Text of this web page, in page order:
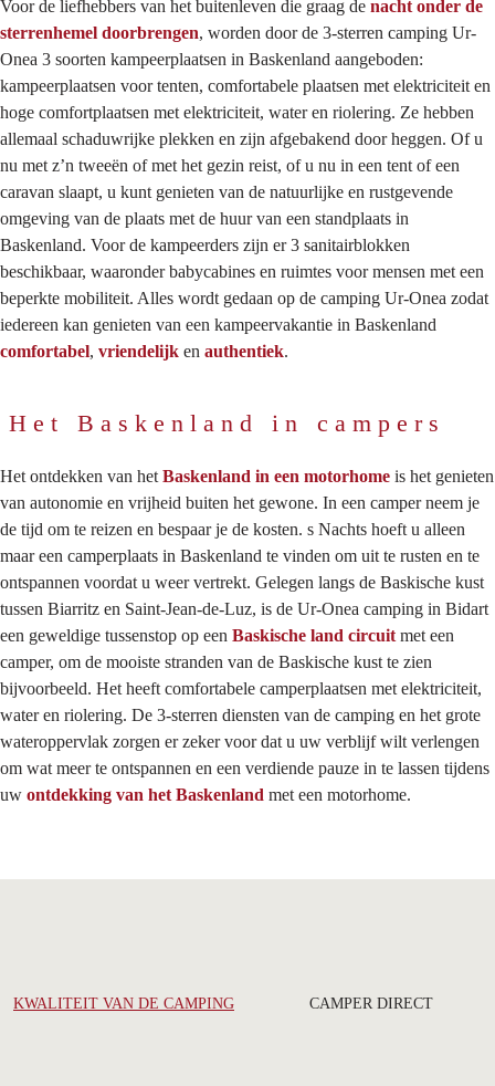
Voor de liefhebbers van het buitenleven die graag de nacht onder de
sterrenhemel doorbrengen, worden door de 3-sterren camping Ur-
Onea 3 soorten kampeerplaatsen in Baskenland aangeboden:
kampeerplaatsen voor tenten, comfortabele plaatsen met elektriciteit en
hoge comfortplaatsen met elektriciteit, water en riolering. Ze hebben
allemaal schaduwrijke plekken en zijn afgebakend door heggen. Of u
nu met z’n tweeën of met het gezin reist, of u nu in een tent of een
caravan slaapt, u kunt genieten van de natuurlijke en rustgevende
omgeving van de plaats met de huur van een standplaats in
Baskenland. Voor de kampeerders zijn er 3 sanitairblokken
beschikbaar, waaronder babycabines en ruimtes voor mensen met een
beperkte mobiliteit. Alles wordt gedaan op de camping Ur-Onea zodat
iedereen kan genieten van een kampeervakantie in Baskenland
comfortabel, vriendelijk en authentiek.
Het Baskenland in campers
Het ontdekken van het Baskenland in een motorhome is het genieten
van autonomie en vrijheid buiten het gewone. In een camper neem je
de tijd om te reizen en bespaar je de kosten. s Nachts hoeft u alleen
maar een camperplaats in Baskenland te vinden om uit te rusten en te
ontspannen voordat u weer vertrekt. Gelegen langs de Baskische kust
tussen Biarritz en Saint-Jean-de-Luz, is de Ur-Onea camping in Bidart
een geweldige tussenstop op een Baskische land circuit met een
camper, om de mooiste stranden van de Baskische kust te zien
bijvoorbeeld. Het heeft comfortabele camperplaatsen met elektriciteit,
water en riolering. De 3-sterren diensten van de camping en het grote
wateroppervlak zorgen er zeker voor dat u uw verblijf wilt verlengen
om wat meer te ontspannen en een verdiende pauze in te lassen tijdens
uw ontdekking van het Baskenland met een motorhome.
KWALITEIT VAN DE CAMPING CAMPER DIRECT